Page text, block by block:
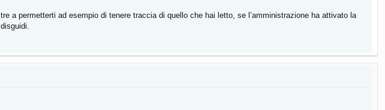
a permetterti ad esempio di tenere traccia di quello che hai letto, se l’amministrazione ha attivato la